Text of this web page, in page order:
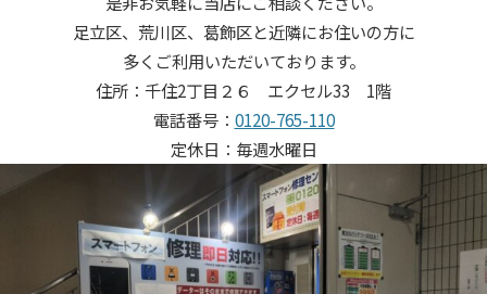
足立区、荒川区、葛飾区と近隣にお住いの方に
多くご利用いただいております。
住所：千住2丁目２６ エクセル33 1階
電話番号： 0120-765-110
定休日：毎週水曜日